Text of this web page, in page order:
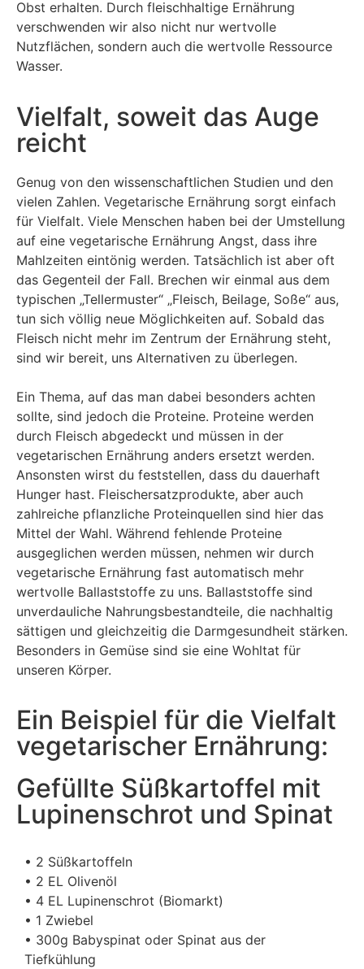
Obst erhalten. Durch fleischhaltige Ernährung
verschwenden wir also nicht nur wertvolle
Nutzflächen, sondern auch die wertvolle Ressource
Wasser.
Vielfalt, soweit das Auge
reicht
Genug von den wissenschaftlichen Studien und den
vielen Zahlen. Vegetarische Ernährung sorgt einfach
für Vielfalt. Viele Menschen haben bei der Umstellung
auf eine vegetarische Ernährung Angst, dass ihre
Mahlzeiten eintönig werden. Tatsächlich ist aber oft
das Gegenteil der Fall. Brechen wir einmal aus dem
typischen „Tellermuster“ „Fleisch, Beilage, Soße“ aus,
tun sich völlig neue Möglichkeiten auf. Sobald das
Fleisch nicht mehr im Zentrum der Ernährung steht,
sind wir bereit, uns Alternativen zu überlegen.
Ein Thema, auf das man dabei besonders achten
sollte, sind jedoch die Proteine. Proteine werden
durch Fleisch abgedeckt und müssen in der
vegetarischen Ernährung anders ersetzt werden.
Ansonsten wirst du feststellen, dass du dauerhaft
Hunger hast. Fleischersatzprodukte, aber auch
zahlreiche pflanzliche Proteinquellen sind hier das
Mittel der Wahl. Während fehlende Proteine
ausgeglichen werden müssen, nehmen wir durch
vegetarische Ernährung fast automatisch mehr
wertvolle Ballaststoffe zu uns. Ballaststoffe sind
unverdauliche Nahrungsbestandteile, die nachhaltig
sättigen und gleichzeitig die Darmgesundheit stärken.
Besonders in Gemüse sind sie eine Wohltat für
unseren Körper.
Ein Beispiel für die Vielfalt
vegetarischer Ernährung:
Gefüllte Süßkartoffel mit
Lupinenschrot und Spinat
• 2 Süßkartoffeln
• 2 EL Olivenöl
• 4 EL Lupinenschrot (Biomarkt)
• 1 Zwiebel
• 300g Babyspinat oder Spinat aus der
Tiefkühlung